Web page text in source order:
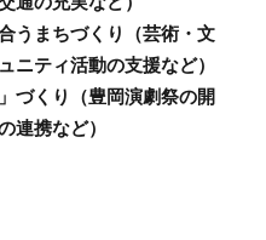
まちづくり（芸術・文
ニティ活動の支援など）
くり（豊岡演劇祭の開
連携など）